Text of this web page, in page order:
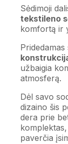
Sėdimoji
tekstileno
komfortą ir
Pridedamas
užbaigia
atmosferą.
Dėl savo
dizaino šis
dera prie
paverčia